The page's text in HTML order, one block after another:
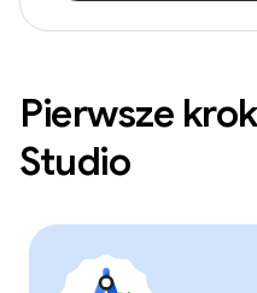
Pierwsze
Studio